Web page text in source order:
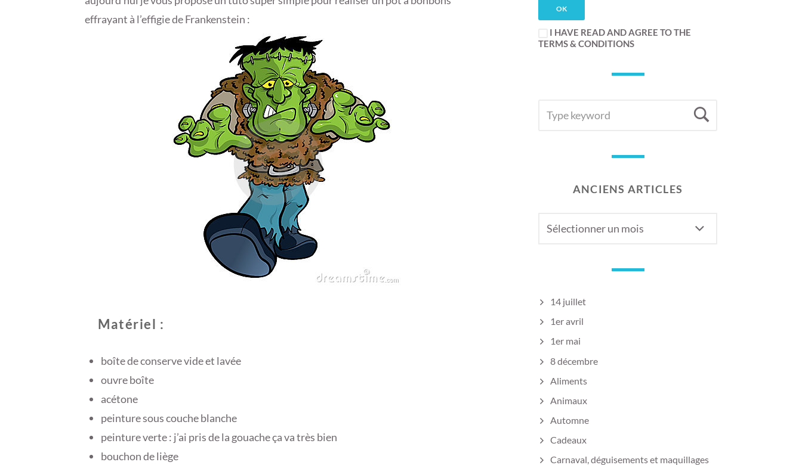
effrayant à l’effigie de Frankenstein :
Matériel :
boîte de conserve vide et lavée
ouvre boîte
acétone
peinture sous couche blanche
peinture verte : j’ai pris de la gouache ça va très bien
bouchon de liège
I HAVE READ AND AGREE TO THE
TERMS & CONDITIONS
FOR:
ANCIENS ARTICLES
14 juillet
1er avril
1er mai
8 décembre
Aliments
Animaux
Automne
Cadeaux
Carnaval, déguisements et maquillages